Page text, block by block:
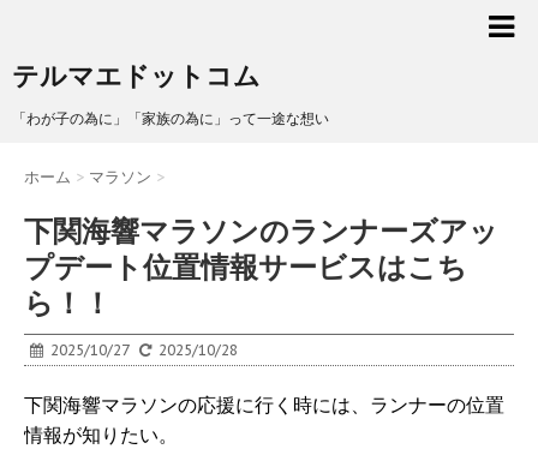
テルマエドットコム
「わが子の為に」「家族の為に」って一途な想い
ホーム > マラソン >
下関海響マラソンのランナーズアッ
プデート位置情報サービスはこち
ら！！
2025/10/27 2025/10/28
下関海響マラソンの応援に行く時には、ランナーの位置
情報が知りたい。